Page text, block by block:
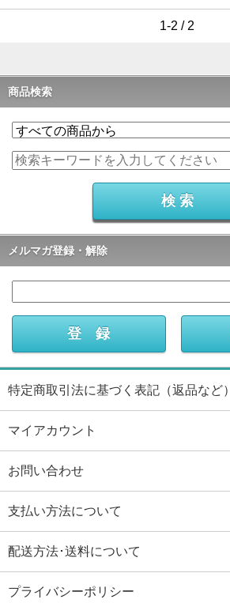
1-2 / 2
商品検索
メルマガ登録・解除
特定商取引法に基づく表記（返品など）
マイアカウント
お問い合わせ
支払い方法について
配送方法･送料について
プライバシーポリシー